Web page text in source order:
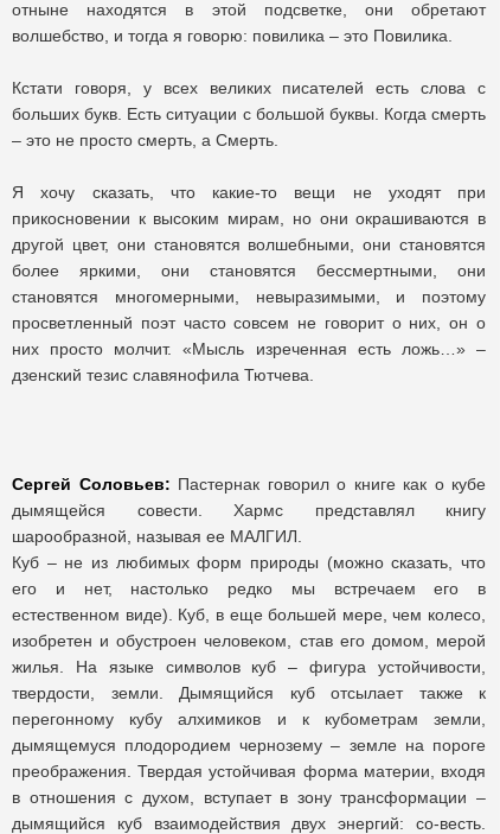
отныне находятся в этой подсветке, они обретают
волшебство, и тогда я говорю: повилика – это Повилика.
Кстати говоря, у всех великих писателей есть слова с
больших букв. Есть ситуации с большой буквы. Когда смерть
– это не просто смерть, а Смерть.
Я хочу сказать, что какие-то вещи не уходят при
прикосновении к высоким мирам, но они окрашиваются в
другой цвет, они становятся волшебными, они становятся
более яркими, они становятся бессмертными, они
становятся многомерными, невыразимыми, и поэтому
просветленный поэт часто совсем не говорит о них, он о
них просто молчит. «Мысль изреченная есть ложь…» –
дзенский тезис славянофила Тютчева.
Сергей Соловьев: Пастернак говорил о книге как о кубе
дымящейся совести. Хармс представлял книгу
шарообразной, называя ее МАЛГИЛ.
Куб – не из любимых форм природы (можно сказать, что
его и нет, настолько редко мы встречаем его в
естественном виде). Куб, в еще большей мере, чем колесо,
изобретен и обустроен человеком, став его домом, мерой
жилья. На языке символов куб – фигура устойчивости,
твердости, земли. Дымящийся куб отсылает также к
перегонному кубу алхимиков и к кубометрам земли,
дымящемуся плодородием чернозему – земле на пороге
преображения. Твердая устойчивая форма материи, входя
в отношения с духом, вступает в зону трансформации –
дымящийся куб взаимодействия двух энергий: со-весть.